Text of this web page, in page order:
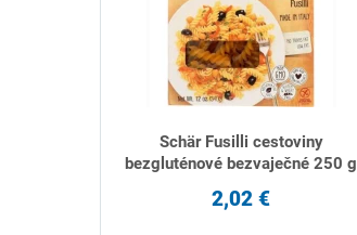
Schär Fusilli cestoviny
bezgluténové bezvaječné 250 g
2,02 €